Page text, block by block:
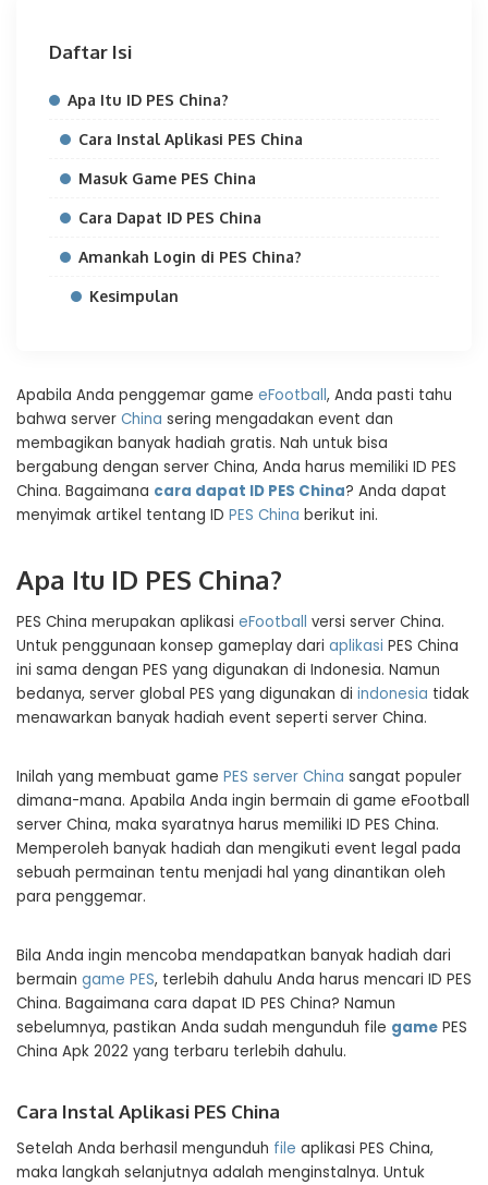
Daftar Isi
Apa Itu ID PES China?
Cara Instal Aplikasi PES China
Masuk Game PES China
Cara Dapat ID PES China
Amankah Login di PES China?
Kesimpulan
Apabila Anda penggemar game eFootball, Anda pasti tahu
bahwa server China sering mengadakan event dan
membagikan banyak hadiah gratis. Nah untuk bisa
bergabung dengan server China, Anda harus memiliki ID PES
China. Bagaimana cara dapat ID PES China? Anda dapat
menyimak artikel tentang ID PES China berikut ini.
Apa Itu ID PES China?
PES China merupakan aplikasi eFootball versi server China.
Untuk penggunaan konsep gameplay dari aplikasi PES China
ini sama dengan PES yang digunakan di Indonesia. Namun
bedanya, server global PES yang digunakan di indonesia tidak
menawarkan banyak hadiah event seperti server China.
Inilah yang membuat game PES server China sangat populer
dimana-mana. Apabila Anda ingin bermain di game eFootball
server China, maka syaratnya harus memiliki ID PES China.
Memperoleh banyak hadiah dan mengikuti event legal pada
sebuah permainan tentu menjadi hal yang dinantikan oleh
para penggemar.
Bila Anda ingin mencoba mendapatkan banyak hadiah dari
bermain game PES, terlebih dahulu Anda harus mencari ID PES
China. Bagaimana cara dapat ID PES China? Namun
sebelumnya, pastikan Anda sudah mengunduh file game PES
China Apk 2022 yang terbaru terlebih dahulu.
Cara Instal Aplikasi PES China
Setelah Anda berhasil mengunduh file aplikasi PES China,
maka langkah selanjutnya adalah menginstalnya. Untuk